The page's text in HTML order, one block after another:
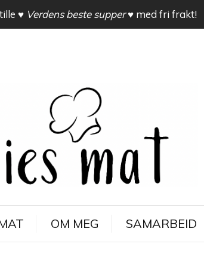
OM MEG SAMARBEID
♥ Verdens beste supper ♥ med fri frakt!